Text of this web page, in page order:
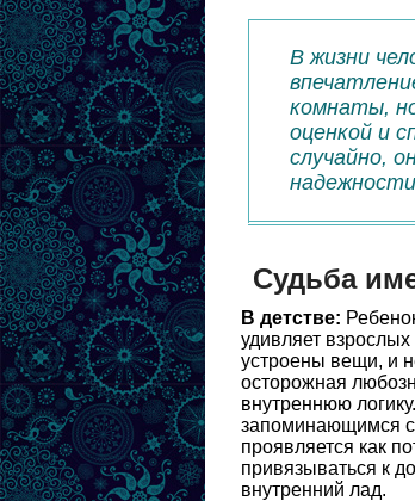
В жизни
комнаты,
оценкой и
случайно,
Судьба
В детстве:
удивляет
устроены вещи, и
осторожная
внутреннюю
запоминающимся
проявляется как
привязываться к
внутренний лад.